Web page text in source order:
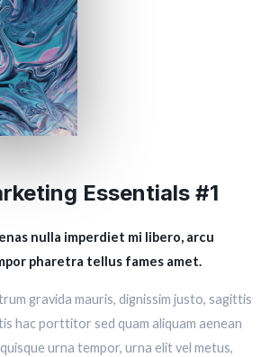
Essentials #1
nulla imperdiet mi libero, arcu
pharetra tellus fames amet.
gravida mauris, dignissim justo, sagittis
hac porttitor sed quam aliquam aenean
urna tempor, urna elit vel metus,